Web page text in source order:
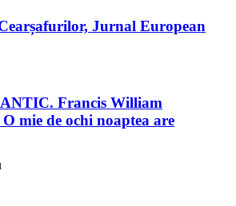
Jurnal European
Francis William
mie de ochi noaptea are